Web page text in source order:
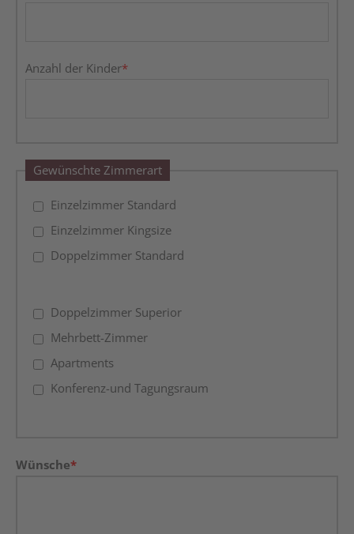
Anzahl der Kinder*
Gewünschte Zimmerart
Einzelzimmer Standard
Einzelzimmer Kingsize
Doppelzimmer Standard
Doppelzimmer Superior
Mehrbett-Zimmer
Apartments
Konferenz-und Tagungsraum
Wünsche*